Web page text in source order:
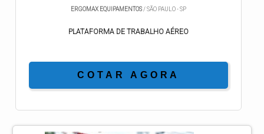
ERGOMAX EQUIPAMENTOS / SÃO PAULO - SP
PLATAFORMA DE TRABALHO AÉREO
COTAR AGORA